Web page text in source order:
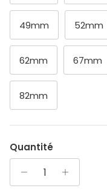
49mm 52mm
62mm 67mm
82mm
Quantité